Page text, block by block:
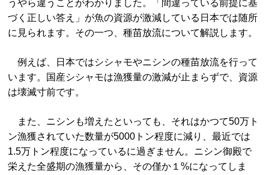
うやら違うことがわかりました。「間違っている前提に基
づく正しい答え」が魚の資源が激減している日本では随所
に見られます。その一つ、種苗放流について解説します。
例えば、日本ではシシャモやニシンの種苗放流を行って
います。国産シシャモは漁獲量の激減が止まらずで、資源
は壊滅寸前です。
また、ニシンも増えたといっても、それはかつて50万ト
ン漁獲されていた数量が5000トン程度に減り、最近では
1.5万トン程度になっているに過ぎません。ニシン御殿で
栄えた全盛期の漁獲量から、その僅か１%になってしま